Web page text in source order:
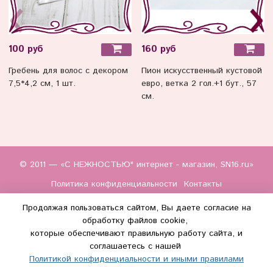
100 руб
Гребень для волос с декором
7,5*4,2 см, 1 шт.
160 руб
Пион искусственный кустовой
евро, ветка 2 гол.+1 бут., 57
см.
© 2011 — «С НЕЖНОСТЬЮ" интернет - магазин, SN16.ru»
Политика конфиденциальности
Контакты
Продолжая пользоваться сайтом, Вы даете согласие на
обработку файлов cookie,
которые обеспечивают правильную работу сайта, и
соглашаетесь с нашей
Политикой конфиденциальности и иными правилами